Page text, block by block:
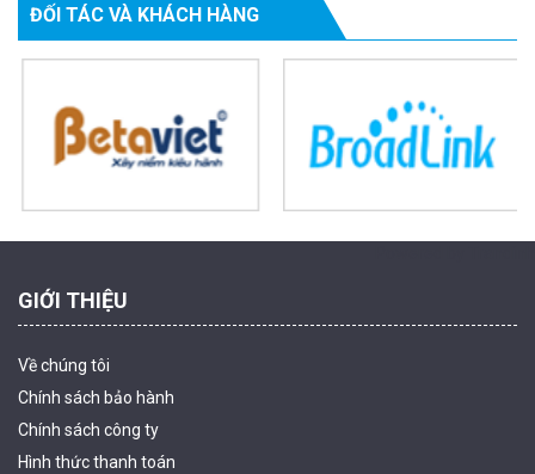
2.060.000 đ 1.469.000 đ
ĐỐI TÁC VÀ KHÁCH HÀNG
GIỚI THIỆU
Về chúng tôi
Chính sách bảo hành
Chính sách công ty
Hình thức thanh toán